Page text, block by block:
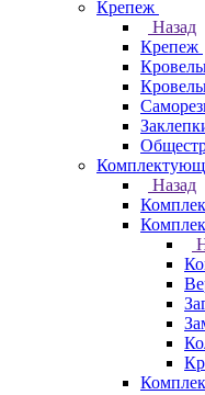
Крепеж
Назад
Крепеж
Назад